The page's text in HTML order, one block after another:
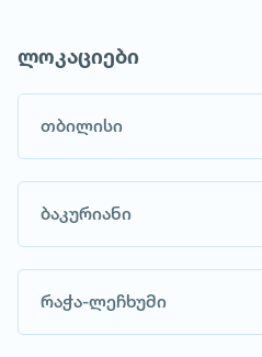
ლოკაციები
თბილისი
ბაკურიანი
რაჭა-ლეჩხუმი